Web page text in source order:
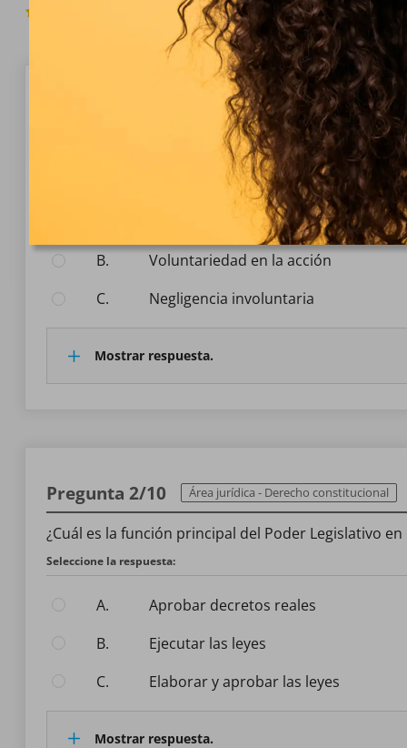
(687 Votos)
Área jurídica - Derecho penal
¿Qué es el dolo en derecho penal?
Ausencia de intención
B.
Voluntariedad en la acción
C.
Negligencia involuntaria
Mostrar respuesta.
Pregunta 2/10 Área jurídica - Derecho constitucional
¿Cuál es la función principal del Poder Legislativo en
Seleccione la respuesta:
A.
Aprobar decretos reales
B.
Ejecutar las leyes
C.
Elaborar y aprobar las leyes
Mostrar respuesta.